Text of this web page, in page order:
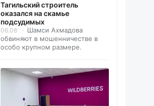
Тагильский строитель
оказался на скамье
подсудимых
06.08
Шамси Ахмадова
обвиняют в мошенничестве в
особо крупном размере.